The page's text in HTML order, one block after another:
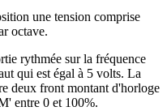
une tension comprise
octave.
rythmée sur la fréquence
qui est égal à 5 volts. La
deux front montant d'horloge
entre 0 et 100%.